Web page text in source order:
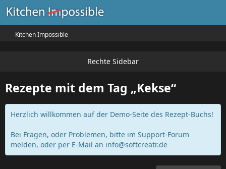
Kitchen Impossible
Rezepte mit dem Tag „Kekse“
Herzlich willkommen auf der Demo-Seite des Rezept-Buchs!
Bei Fragen, oder Problemen, bitte im Support-Forum
melden, oder per E-Mail an info@softcreatr.de